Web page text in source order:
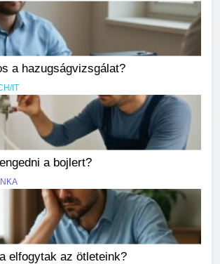
a hazugságvizsgálat?
IT
a bojlert?
elfogytak az ötleteink?